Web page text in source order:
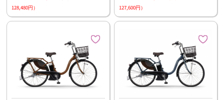
128,480円）
127,600円）